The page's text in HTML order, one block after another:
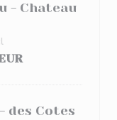
- Chateau
des Cotes